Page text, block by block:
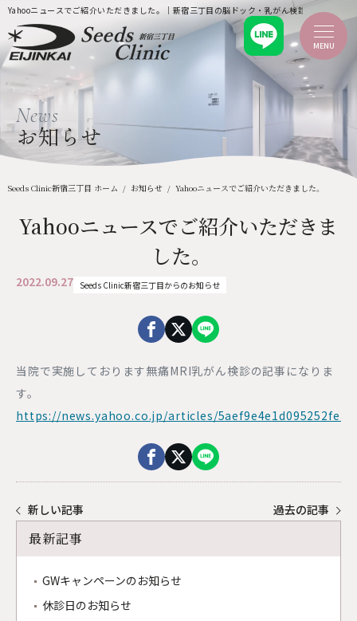
Yahooニュースでご紹介いただきました。｜新宿三丁目の脳ドック・乳がん検診 Seeds
MENU
News
お知らせ
Seeds Clinic新宿三丁目 ホーム お知らせ Yahooニュースでご紹介いただきました。
Yahooニュースでご紹介いただきま
した。
2022.09.27 Seeds Clinic新宿三丁目からのお知らせ
当院で実施しております無痛MRI乳がん検診の記事になりま
す。
https://news.yahoo.co.jp/articles/
新しい記事 過去の記事
最新記事
GWキャンペーンのお知らせ
休診日のお知らせ
ホーム
新着情報
当クリニックのご案内
当クリニックについて
ごあいさつ
企業健診
ふるさと納税
MRI・CT検査について
脳ドック（脳検診）
検診のご予約
院内見学・資料請求
プライバシーポリシー
新宿三丁目駅E3出口直結 土日祝日営業
WEB予約はこちら
います。
ぜひお友達登録・フォローをお願いします。